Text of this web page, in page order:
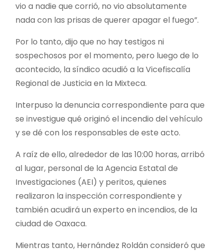
vio a nadie que corrió, no vio absolutamente
nada con las prisas de querer apagar el fuego”.
Por lo tanto, dijo que no hay testigos ni
sospechosos por el momento, pero luego de lo
acontecido, la síndico acudió a la Vicefiscalía
Regional de Justicia en la Mixteca.
Interpuso la denuncia correspondiente para que
se investigue qué originó el incendio del vehículo
y se dé con los responsables de este acto.
A raíz de ello, alrededor de las 10:00 horas, arribó
al lugar, personal de la Agencia Estatal de
Investigaciones (AEI) y peritos, quienes
realizaron la inspección correspondiente y
también acudirá un experto en incendios, de la
ciudad de Oaxaca.
Mientras tanto, Hernández Roldán consideró que